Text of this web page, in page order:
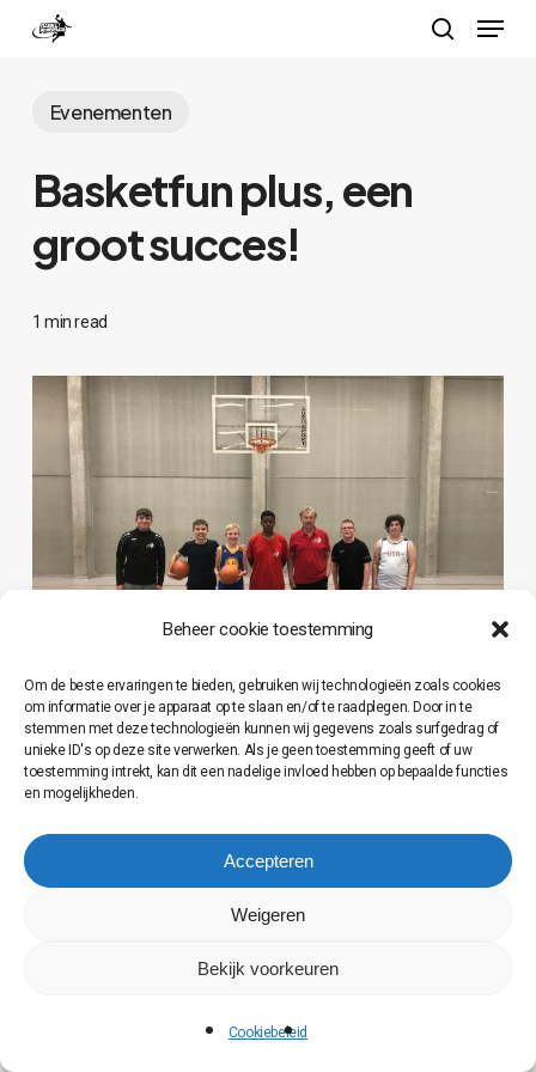
Beheer cookie toestemming
Om de beste ervaringen te bieden, gebruiken wij technologieën zoals cookies
om informatie over je apparaat op te slaan en/of te raadplegen. Door in te
stemmen met deze technologieën kunnen wij gegevens zoals surfgedrag of
unieke ID's op deze site verwerken. Als je geen toestemming geeft of uw
toestemming intrekt, kan dit een nadelige invloed hebben op bepaalde functies
en mogelijkheden.
Accepteren
Weigeren
Bekijk voorkeuren
Cookiebeleid
Skip
Menu
Evenementen
Basketfun plus, een
groot succes!
1 min read
Basketfun plus, het wekelijks basketuurtje voor
late instromers, zette een punt achter het
seizoen. Een viertal spelers stromen door naar
ook volgend seizoen een uurtje recreatief te